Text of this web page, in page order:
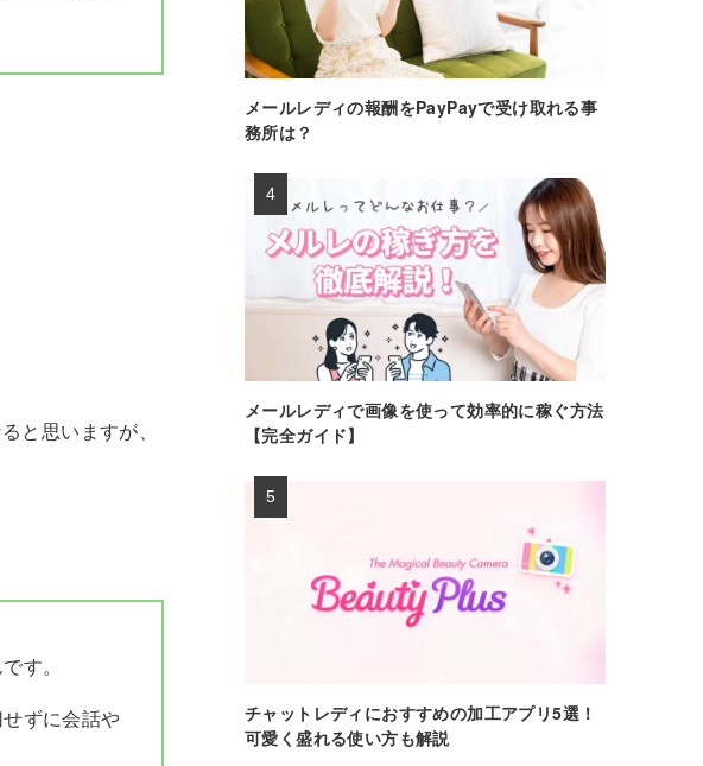
と思いますが、
す。
ずに会話や
メールレディの報酬をPayPayで受け取れる事
務所は？
メールレディで画像を使って効率的に稼ぐ方法
【完全ガイド】
チャットレディにおすすめの加工アプリ5選！
可愛く盛れる使い方も解説